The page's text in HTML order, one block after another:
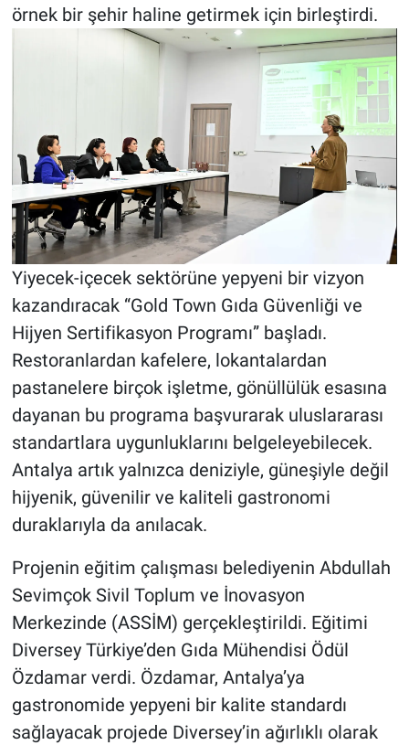
örnek bir şehir haline getirmek için birleştirdi.
Yiyecek-içecek sektörüne yepyeni bir vizyon
kazandıracak “Gold Town Gıda Güvenliği ve
Hijyen Sertifikasyon Programı” başladı.
Restoranlardan kafelere, lokantalardan
pastanelere birçok işletme, gönüllülük esasına
dayanan bu programa başvurarak uluslararası
standartlara uygunluklarını belgeleyebilecek.
Antalya artık yalnızca deniziyle, güneşiyle değil
hijyenik, güvenilir ve kaliteli gastronomi
duraklarıyla da anılacak.
Projenin eğitim çalışması belediyenin Abdullah
Sevimçok Sivil Toplum ve İnovasyon
Merkezinde (ASSİM) gerçekleştirildi. Eğitimi
Diversey Türkiye’den Gıda Mühendisi Ödül
Özdamar verdi. Özdamar, Antalya’ya
gastronomide yepyeni bir kalite standardı
sağlayacak projede Diversey’in ağırlıklı olarak